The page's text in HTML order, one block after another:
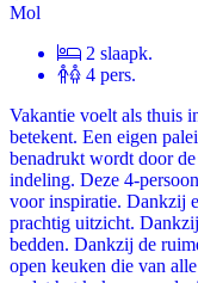
Mol
2 slaapk.
4 pers.
Vakantie voelt als thuis
betekent. Een eigen
benadrukt wordt door
indeling. Deze 4-
voor inspiratie. Dankzij
prachtig uitzicht.
bedden. Dankzij de
open keuken die van